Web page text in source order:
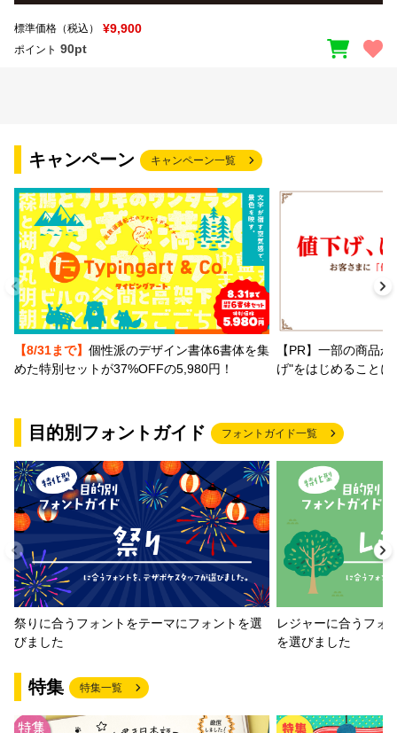
標準価格（税込） ¥9,900
ポイント 90pt
キャンペーン キャンペーン一覧
【8/31まで】 個性派のデザイン書体6書体を集
めた特別セットが37%OFFの5,980円！
【PR】一部の商品
げ"をはじめること
目的別フォントガイド フォントガイド一覧
祭りに合うフォントをテーマにフォントを選
びました
レジャーに合うフォ
を選びました
特集 特集一覧